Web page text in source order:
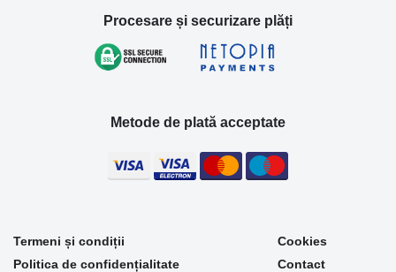
Procesare și securizare plăți
Metode de plată acceptate
Termeni și condiții
Politica de confidențialitate
Cookies
Contact